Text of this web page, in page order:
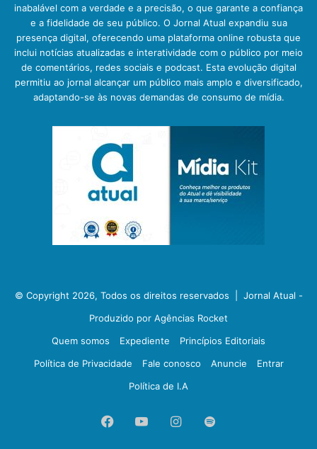
inabalável com a verdade e a precisão, o que garante a confiança
e a fidelidade de seu público. O Jornal Atual expandiu sua
presença digital, oferecendo uma plataforma online robusta que
inclui notícias atualizadas e interatividade com o público por meio
de comentários, redes sociais e podcast. Esta evolução digital
permitiu ao jornal alcançar um público mais amplo e diversificado,
adaptando-se às novas demandas de consumo de mídia.
© Copyright 2026, Todos os direitos reservados | Jornal Atual -
Produzido por Agências Rocket
Quem somos
Expediente
Princípios Editoriais
Política de Privacidade
Fale conosco Anuncie
Entrar
Política de I.A
FacebookYouTubeInstagram
Spotify